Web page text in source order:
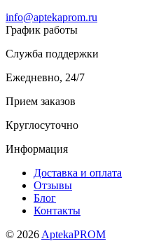
info@aptekaprom.ru
График работы
Служба поддержки
Ежедневно, 24/7
Прием заказов
Круглосуточно
Информация
Доставка и оплата
Отзывы
Блог
Контакты
© 2026 AptekaPROM